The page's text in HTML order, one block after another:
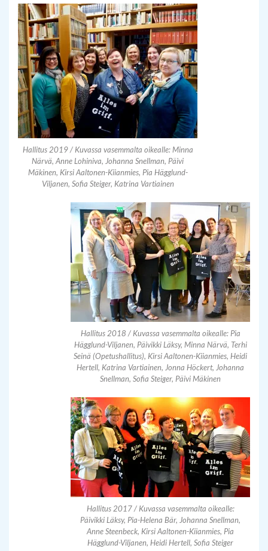
Hallitus 2019 / Kuvassa vasemmalta oikealle: Minna
Närvä, Anne Lohiniva, Johanna Snellman, Päivi
Mäkinen, Kirsi Aaltonen-Kiianmies, Pia Hägglund-
Viljanen, Sofia Steiger, Katrina Vartiainen
Hallitus 2018 / Kuvassa vasemmalta oikealle: Pia
Hägglund-Viljanen, Päivikki Läksy, Minna Närvä, Terhi
Seinä (Opetushallitus), Kirsi Aaltonen-Kiianmies, Heidi
Hertell, Katrina Vartiainen, Jonna Höckert, Johanna
Snellman, Sofia Steiger, Päivi Mäkinen
Hallitus 2017 / Kuvassa vasemmalta oikealle:
Päivikki Läksy, Pia-Helena Bär, Johanna Snellman,
Anne Steenbeck, Kirsi Aaltonen-Kiianmies, Pia
Hägglund-Viljanen, Heidi Hertell, Sofia Steiger